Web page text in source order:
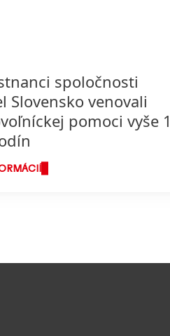
spoločnosti
Slovensko venovali
pomoci vyše 1